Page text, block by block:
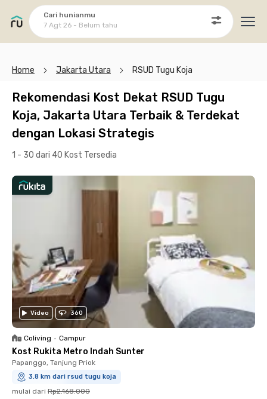
Cari hunianmu
7 Agt 26 - Belum tahu
Home Jakarta Utara RSUD Tugu Koja
Rekomendasi Kost Dekat RSUD Tugu
Koja, Jakarta Utara Terbaik & Terdekat
dengan Lokasi Strategis
1 - 30 dari 40 Kost Tersedia
Video 360
Coliving • Campur
Kost Rukita Metro Indah Sunter
Papanggo, Tanjung Priok
3.8 km dari rsud tugu koja
mulai dari Rp2.168.000